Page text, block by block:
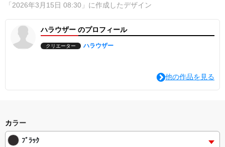
「2026年3月15日 08:30」に作成したデザイン
ハラウザー のプロフィール
クリエーター ハラウザー
他の作品を見る
カラー
ﾌﾞﾗｯｸ